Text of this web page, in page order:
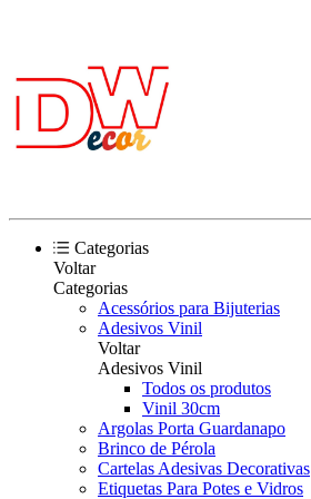
Categorias
Voltar
Categorias
Acessórios para Bijuterias
Adesivos Vinil
Voltar
Adesivos Vinil
Todos os produtos
Vinil 30cm
Argolas Porta Guardanapo
Brinco de Pérola
Cartelas Adesivas Decorativas
Etiquetas Para Potes e Vidros